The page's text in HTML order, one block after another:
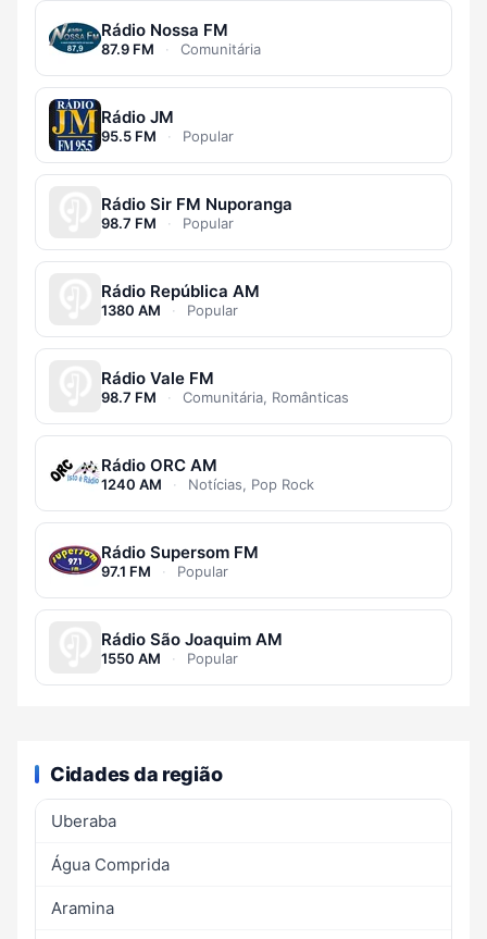
Rádio Nossa FM
87.9 FM · Comunitária
Rádio JM
95.5 FM · Popular
Rádio Sir FM Nuporanga
98.7 FM · Popular
Rádio República AM
1380 AM · Popular
Rádio Vale FM
98.7 FM · Comunitária, Românticas
Rádio ORC AM
1240 AM · Notícias, Pop Rock
Rádio Supersom FM
97.1 FM · Popular
Rádio São Joaquim AM
1550 AM · Popular
Cidades da região
Uberaba
Água Comprida
Aramina